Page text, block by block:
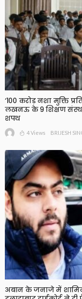
‘100 करोड़ नशा मुक्ति
लखनऊ के 9 शिक्षण
शपथ
4 Views BRIJESH
अबान के जनाजे में